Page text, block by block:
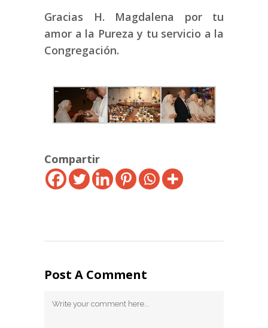
Gracias H. Magdalena por tu
amor a la Pureza y tu servicio a la
Congregación.
Compartir
Post A Comment